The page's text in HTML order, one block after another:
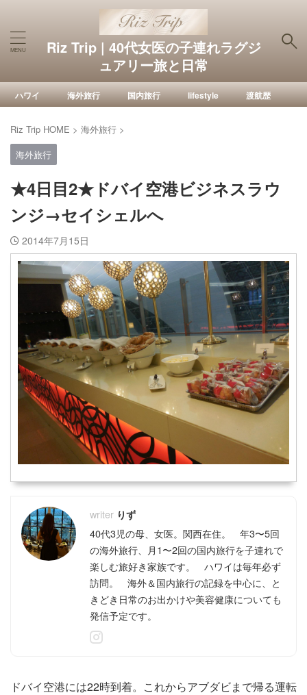
Riz Trip | 40代女医の子連れラグジ
ュアリー旅と日常
ハワイ 海外旅行 国内旅行 lifestyle 渡航歴
Riz Trip HOME > 海外旅行 >
海外旅行
★4日目2★ドバイ空港ビジネスラウ
ンジ→セイシェルへ
2014年7月15日
りず
40代3児の母、女医。関西在住。 年3〜5回
の海外旅行、月1〜2回の国内旅行を子連れで
楽しむ旅好き家族です。 ハワイは毎年必ず
訪問。 海外＆国内旅行の記録を中心に、と
きどき日常のお出かけや美容健康についても
発信予定です。
ドバイ空港には22時到着。これからアブダビまで帰る運転